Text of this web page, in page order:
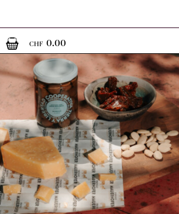
CHF 0.00